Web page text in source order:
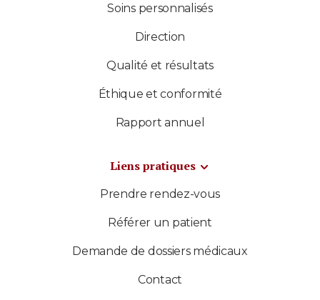
Soins personnalisés
Direction
Qualité et résultats
Éthique et conformité
Rapport annuel
Liens pratiques
Prendre rendez-vous
Référer un patient
Demande de dossiers médicaux
Contact